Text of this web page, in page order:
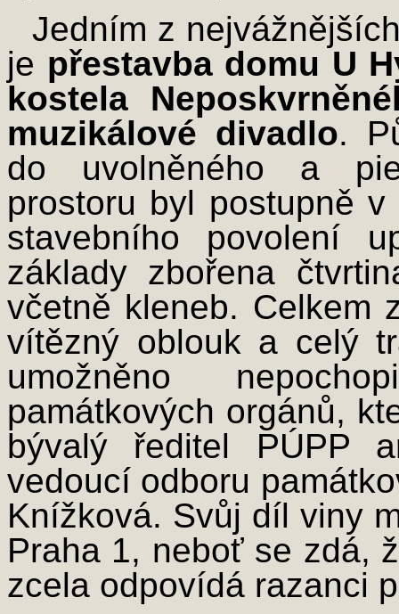
Jedním z
je přestavba domu U
kostela
muzikálové divadlo.
do uvolněného a
prostoru byl postupně
stavebního povolení
základy zbořena
včetně kleneb. Celkem
vítězný oblouk a celý
umožněno
památkových orgánů,
bývalý ředitel PÚPP
vedoucí odboru
Knížková. Svůj díl viny
Praha 1, neboť se zdá,
zcela odpovídá razanci